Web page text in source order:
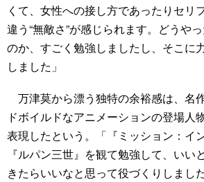
くて、女性への接し方であったりセリ
違う“無敵さ”が感じられます。どうや
のか、すごく勉強しましたし、そこに
しました」
万津莫から漂う独特の余裕感は、名
ドボイルドなアニメーションの登場人
表現したという。「『ミッション：イ
『ルパン三世』を観て勉強して、いい
きたらいいなと思って役づくりしまし